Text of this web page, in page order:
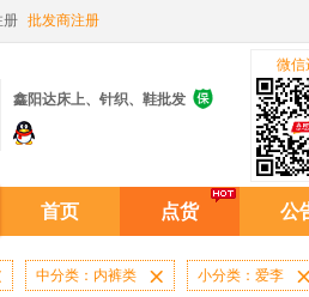
册 批发商注册
鑫阳达床上、针织、鞋批发 
微信
首页 点货 公
中分类：内裤类  小分类：爱李